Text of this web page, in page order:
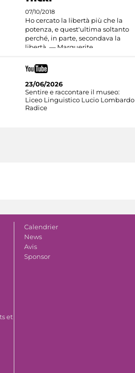
07/10/2018
Ho cercato la libertà più che la
potenza, e quest'ultima soltanto
perché, in parte, secondava la
libertà. — Marguerite
23/06/2026
Sentire e raccontare il museo:
Liceo Linguistico Lucio Lombardo
Radice
et
Calendrier
News
Avis
Sponsor